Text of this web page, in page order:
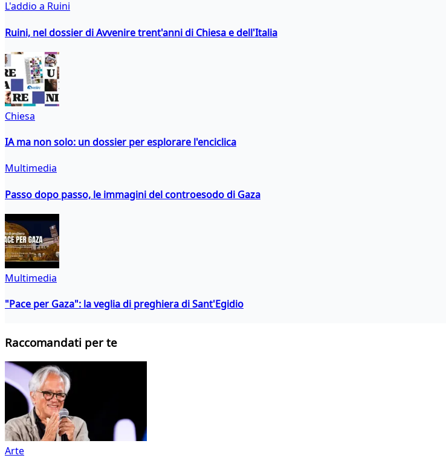
L'addio a Ruini
Ruini, nel dossier di Avvenire trent'anni di Chiesa e dell'Italia
Chiesa
IA ma non solo: un dossier per esplorare l'enciclica
Multimedia
Passo dopo passo, le immagini del controesodo di Gaza
Multimedia
"Pace per Gaza": la veglia di preghiera di Sant'Egidio
Raccomandati per te
Arte